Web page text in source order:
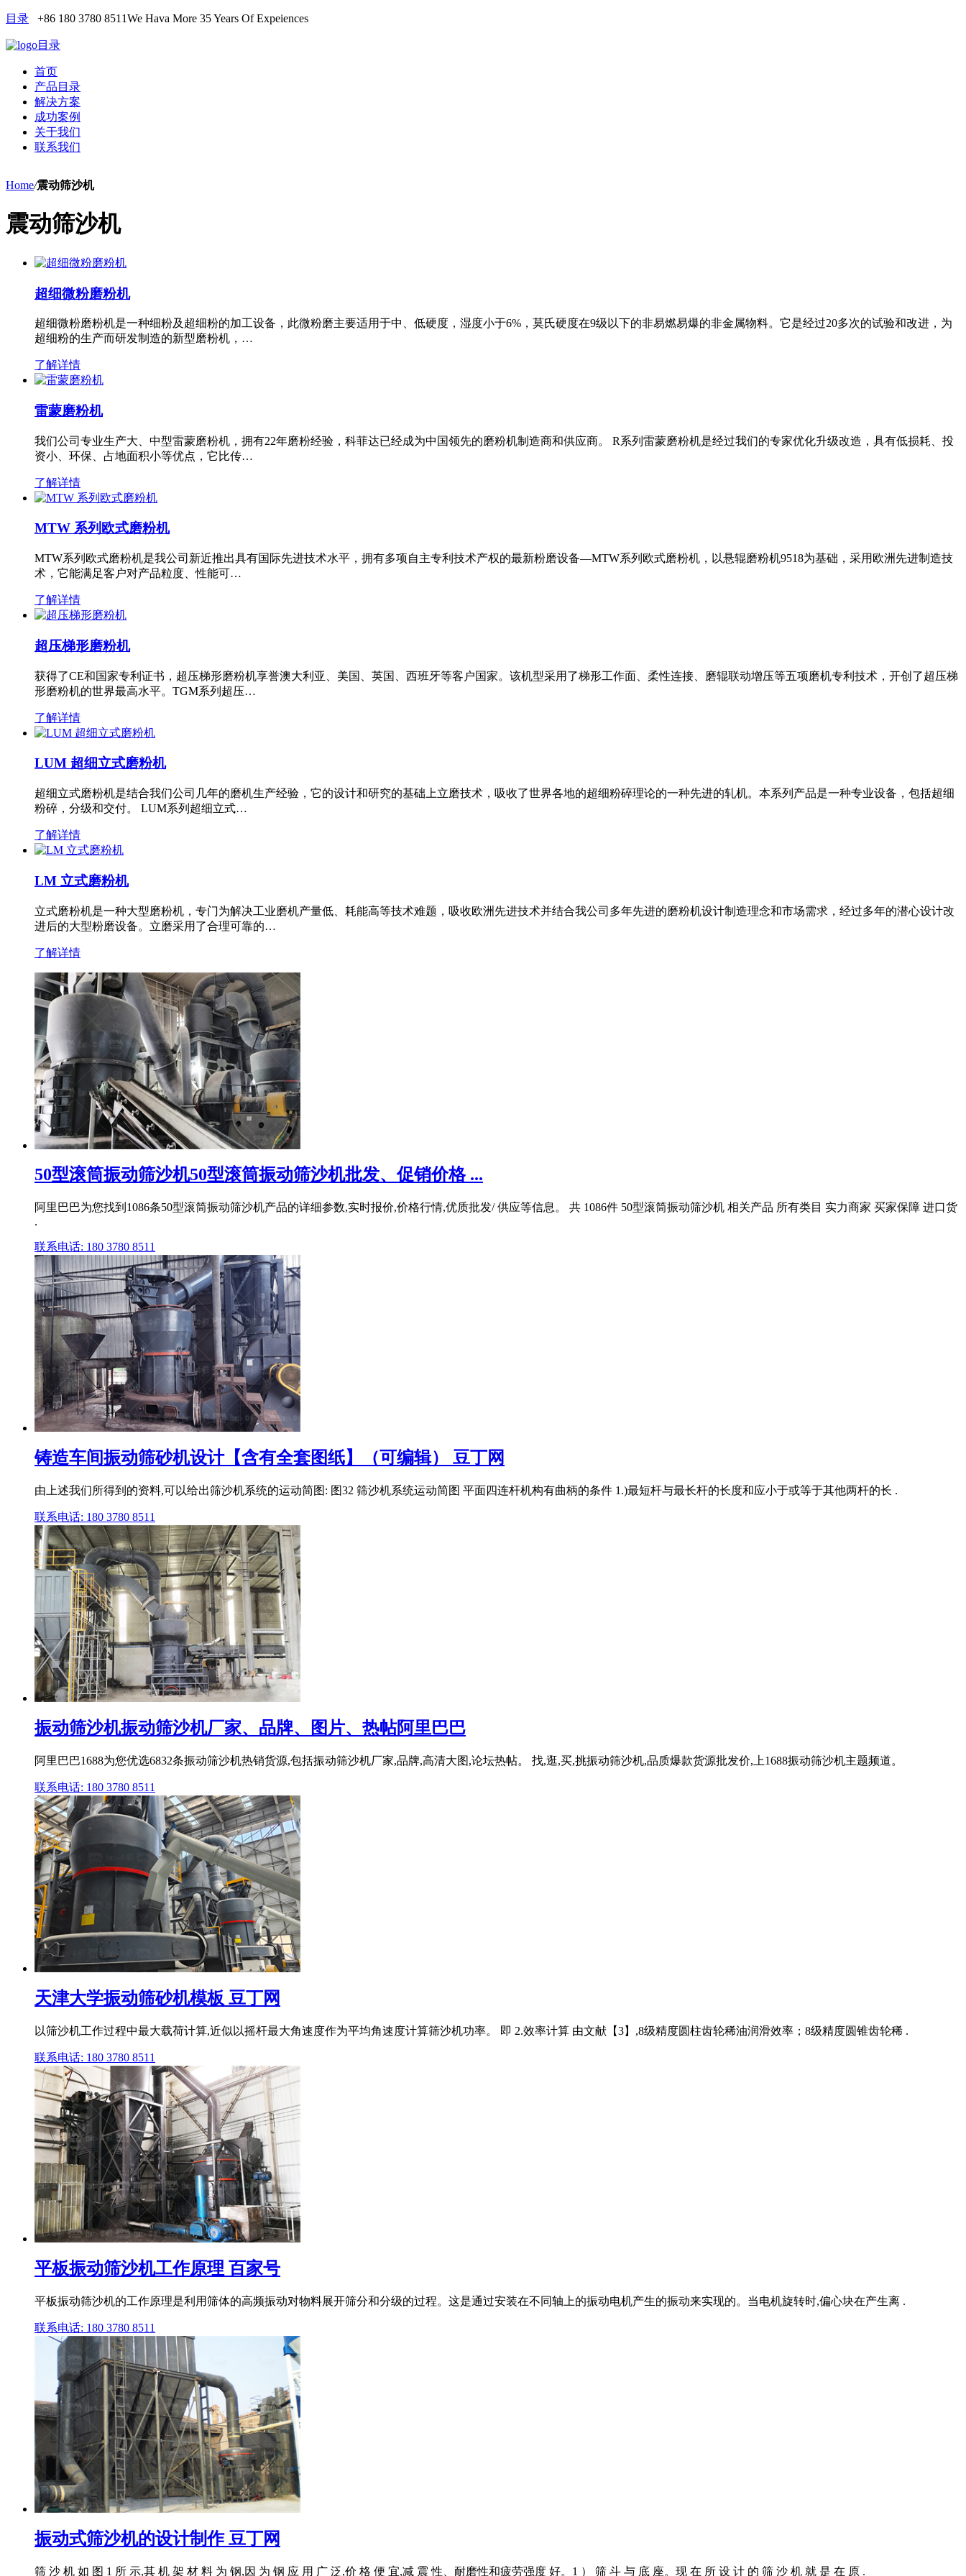
目录 +86 180 3780 8511We Hava More 35 Years Of Expeiences
目录
首页
产品目录
解决方案
成功案例
关于我们
联系我们
Home/震动筛沙机
震动筛沙机
超细微粉磨粉机
超细微粉磨粉机是一种细粉及超细粉的加工设备，此微粉磨主要适用于中、低硬度，湿度小于6%，莫氏硬度在9级以下的非易燃易爆的非金属物料。它是经过20多次的试验和改进，为
超细粉的生产而研发制造的新型磨粉机，…
了解详情
雷蒙磨粉机
我们公司专业生产大、中型雷蒙磨粉机，拥有22年磨粉经验，科菲达已经成为中国领先的磨粉机制造商和供应商。 R系列雷蒙磨粉机是经过我们的专家优化升级改造，具有低损耗、投
资小、环保、占地面积小等优点，它比传…
了解详情
MTW 系列欧式磨粉机
MTW系列欧式磨粉机是我公司新近推出具有国际先进技术水平，拥有多项自主专利技术产权的最新粉磨设备—MTW系列欧式磨粉机，以悬辊磨粉机9518为基础，采用欧洲先进制造技
术，它能满足客户对产品粒度、性能可…
了解详情
超压梯形磨粉机
获得了CE和国家专利证书，超压梯形磨粉机享誉澳大利亚、美国、英国、西班牙等客户国家。该机型采用了梯形工作面、柔性连接、磨辊联动增压等五项磨机专利技术，开创了超压梯
形磨粉机的世界最高水平。TGM系列超压…
了解详情
LUM 超细立式磨粉机
超细立式磨粉机是结合我们公司几年的磨机生产经验，它的设计和研究的基础上立磨技术，吸收了世界各地的超细粉碎理论的一种先进的轧机。本系列产品是一种专业设备，包括超细
粉碎，分级和交付。 LUM系列超细立式…
了解详情
LM 立式磨粉机
立式磨粉机是一种大型磨粉机，专门为解决工业磨机产量低、耗能高等技术难题，吸收欧洲先进技术并结合我公司多年先进的磨粉机设计制造理念和市场需求，经过多年的潜心设计改
进后的大型粉磨设备。立磨采用了合理可靠的…
了解详情
50型滚筒振动筛沙机50型滚筒振动筛沙机批发、促销价格 ...
阿里巴巴为您找到1086条50型滚筒振动筛沙机产品的详细参数,实时报价,价格行情,优质批发/ 供应等信息。 共 1086件 50型滚筒振动筛沙机 相关产品 所有类目 实力商家 买家保障 进口货
.
联系电话: 180 3780 8511
铸造车间振动筛砂机设计【含有全套图纸】（可编辑） 豆丁网
由上述我们所得到的资料,可以给出筛沙机系统的运动简图: 图32 筛沙机系统运动简图 平面四连杆机构有曲柄的条件 1.)最短杆与最长杆的长度和应小于或等于其他两杆的长 .
联系电话: 180 3780 8511
振动筛沙机振动筛沙机厂家、品牌、图片、热帖阿里巴巴
阿里巴巴1688为您优选6832条振动筛沙机热销货源,包括振动筛沙机厂家,品牌,高清大图,论坛热帖。 找,逛,买,挑振动筛沙机,品质爆款货源批发价,上1688振动筛沙机主题频道。
联系电话: 180 3780 8511
天津大学振动筛砂机模板 豆丁网
以筛沙机工作过程中最大载荷计算,近似以摇杆最大角速度作为平均角速度计算筛沙机功率。 即 2.效率计算 由文献【3】,8级精度圆柱齿轮稀油润滑效率；8级精度圆锥齿轮稀 .
联系电话: 180 3780 8511
平板振动筛沙机工作原理 百家号
平板振动筛沙机的工作原理是利用筛体的高频振动对物料展开筛分和分级的过程。这是通过安装在不同轴上的振动电机产生的振动来实现的。当电机旋转时,偏心块在产生离 .
联系电话: 180 3780 8511
振动式筛沙机的设计制作 豆丁网
筛 沙 机 如 图 1 所 示,其 机 架 材 料 为 钢,因 为 钢 应 用 广 泛,价 格 便 宜,减 震 性、耐磨性和疲劳强度 好。1 ） 筛 斗 与 底 座。现 在 所 设 计 的 筛 沙 机 就 是 在 原 .